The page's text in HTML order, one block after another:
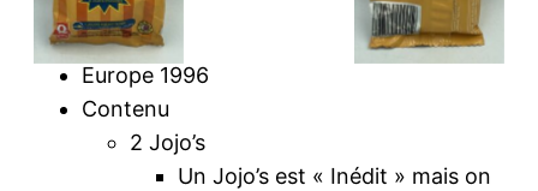
Europe 1996
Contenu
2 Jojo’s
Un Jojo’s est « Inédit » mais on